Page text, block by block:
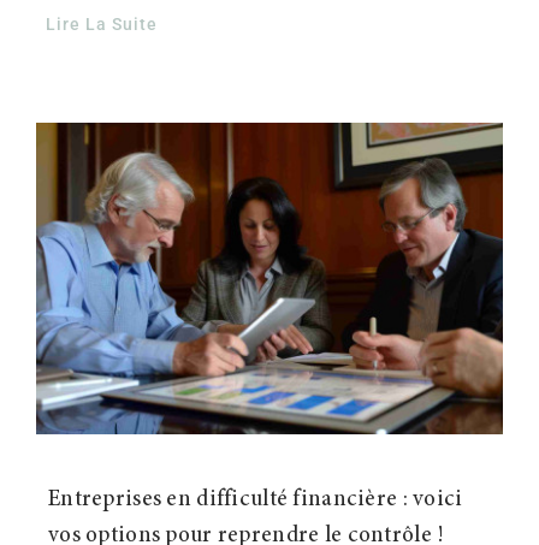
Lire La Suite
Entreprises en difficulté financière : voici
vos options pour reprendre le contrôle !